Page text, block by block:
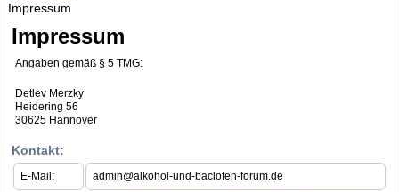
Impressum
Impressum
Angaben gemäß § 5 TMG:
Detlev Merzky
Heidering 56
30625 Hannover
Kontakt:
E-Mail: admin@alkohol-und-baclofen-forum.de